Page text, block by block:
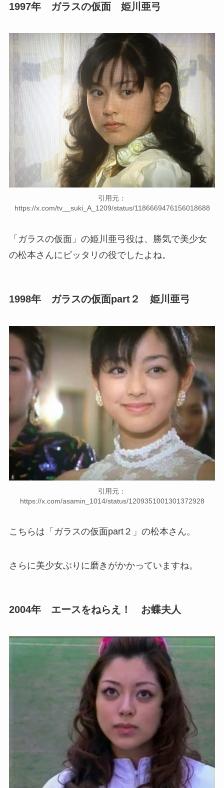
1997年 ガラスの仮面 姫川亜弓
引用元：
https://x.com/tv__suki_A_1209/status/1186669476156018688
「ガラスの仮面」の姫川亜弓役は、勝気で美少女
の松本さんにピッタリの役でしたよね。
1998年 ガラスの仮面part２ 姫川亜弓
引用元：
https://x.com/asamin_1014/status/1209351001301372928
こちらは「ガラスの仮面part２」の松本さん。
さらに美少女ぶりに磨きがかかっていますね。
2004年 エースをねらえ！ お蝶夫人